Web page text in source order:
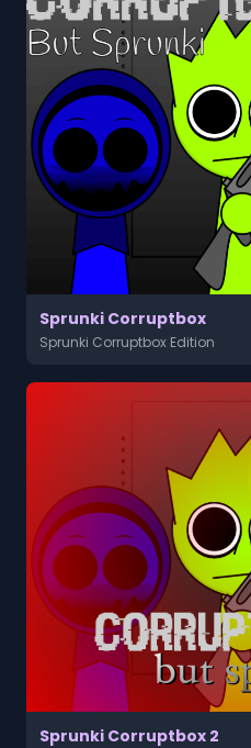
Sprunki Corruptbox
Sprunki Corruptbox Edition
Sprunki Corruptbox 2